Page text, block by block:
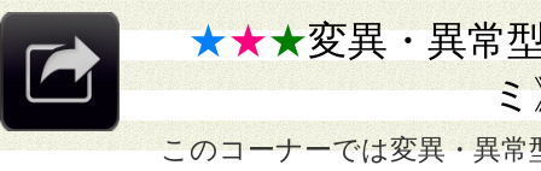
★★★変異・異常
ミ
このコーナーでは変異・異